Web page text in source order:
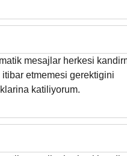
mesajlar herkesi
etmemesi gerektigini
katiliyorum.